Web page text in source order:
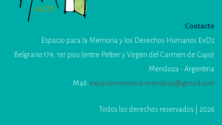
Contacto
Espacio para la Memoria y los Derechos Humanos ExD2
Belgrano 179, 1er piso (entre Peltier y Virgen del Carmen de Cuyo)
Mendoza - Argentina
Mail: espacio.memoria.mendoza@gmail.com
Todos los derechos reservados | 2026